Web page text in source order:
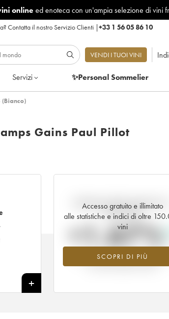
onlineed enoteca con un'ampia selezione di vini
Contatta il nostro Servizio Clienti |+33 1 56 05 86 10
VENDI I TUOI VINI
Servizi ✨Personal Sommelier
(Bianco)
Gains Paul Pillot
+
Accesso gratuito e illimitato
alle statistiche e indici di oltre
vini
SCOPRI DI PIÙ
Andamento della quotazione
tempo reale
+1.67%
Valore in aumento per l'annata
nel 2026 rispetto al 2025